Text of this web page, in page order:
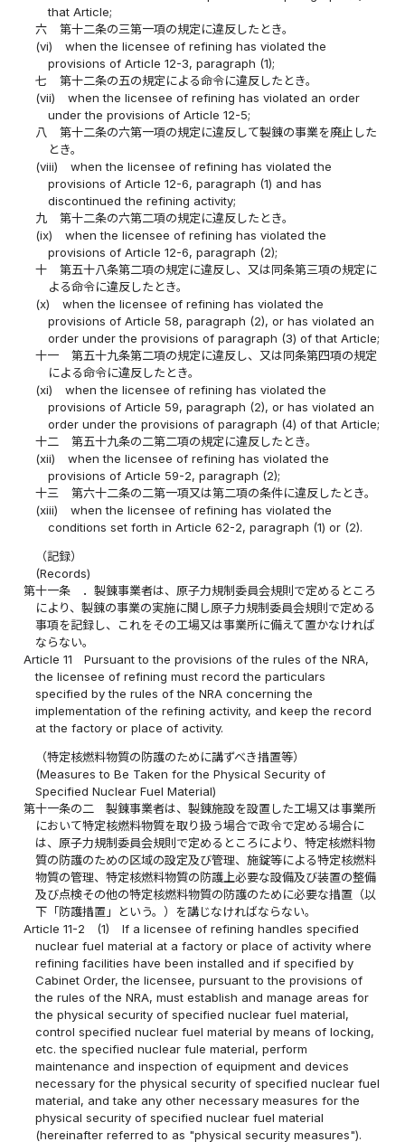
that Article;
六
第十二条の三第一項の規定に違反したとき。
(vi)
when the licensee of refining has violated the
provisions of Article 12-3, paragraph (1);
七
第十二条の五の規定による命令に違反したとき。
(vii)
when the licensee of refining has violated an order
under the provisions of Article 12-5;
八
第十二条の六第一項の規定に違反して製錬の事業を廃止した
とき。
(viii)
when the licensee of refining has violated the
provisions of Article 12-6, paragraph (1) and has
discontinued the refining activity;
九
第十二条の六第二項の規定に違反したとき。
(ix)
when the licensee of refining has violated the
provisions of Article 12-6, paragraph (2);
十
第五十八条第二項の規定に違反し、又は同条第三項の規定に
よる命令に違反したとき。
(x)
when the licensee of refining has violated the
provisions of Article 58, paragraph (2), or has violated an
order under the provisions of paragraph (3) of that Article;
十一
第五十九条第二項の規定に違反し、又は同条第四項の規定
による命令に違反したとき。
(xi)
when the licensee of refining has violated the
provisions of Article 59, paragraph (2), or has violated an
order under the provisions of paragraph (4) of that Article;
十二
第五十九条の二第二項の規定に違反したとき。
(xii)
when the licensee of refining has violated the
provisions of Article 59-2, paragraph (2);
十三
第六十二条の二第一項又は第二項の条件に違反したとき。
(xiii)
when the licensee of refining has violated the
conditions set forth in Article 62-2, paragraph (1) or (2).
（記録）
(Records)
第十一条
．製錬事業者は、原子力規制委員会規則で定めるところ
により、製錬の事業の実施に関し原子力規制委員会規則で定める
事項を記録し、これをその工場又は事業所に備えて置かなければ
ならない。
Article 11
Pursuant to the provisions of the rules of the NRA,
the licensee of refining must record the particulars
specified by the rules of the NRA concerning the
implementation of the refining activity, and keep the record
at the factory or place of activity.
（特定核燃料物質の防護のために講ずべき措置等）
(Measures to Be Taken for the Physical Security of
Specified Nuclear Fuel Material)
第十一条の二
製錬事業者は、製錬施設を設置した工場又は事業所
において特定核燃料物質を取り扱う場合で政令で定める場合に
は、原子力規制委員会規則で定めるところにより、特定核燃料物
質の防護のための区域の設定及び管理、施錠等による特定核燃料
物質の管理、特定核燃料物質の防護上必要な設備及び装置の整備
及び点検その他の特定核燃料物質の防護のために必要な措置（以
下「防護措置」という。）を講じなければならない。
Article 11-2
(1)
If a licensee of refining handles specified
nuclear fuel material at a factory or place of activity where
refining facilities have been installed and if specified by
Cabinet Order, the licensee, pursuant to the provisions of
the rules of the NRA, must establish and manage areas for
the physical security of specified nuclear fuel material,
control specified nuclear fuel material by means of locking,
etc. the specified nuclear fule material, perform
maintenance and inspection of equipment and devices
necessary for the physical security of specified nuclear fuel
material, and take any other necessary measures for the
physical security of specified nuclear fuel material
(hereinafter referred to as "physical security measures").